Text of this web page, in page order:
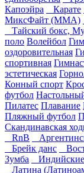
Капоэйра
Карате
МиксФайт (ММА)
Тайский бокс,
поло Волейбол
оздоровительная
спортивная
эстетическая
Конный спорт
футбол
Пилатес Плавание
Пляжный футбол
Скандинавская
RnB
Брейк данс
Зумба
Латина